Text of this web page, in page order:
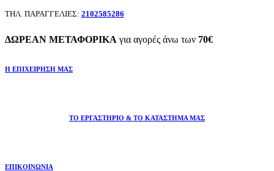
ΤΗΛ. ΠΑΡΑΓΓΕΛΙΕΣ: 2102585286
ΔΩΡΕΑΝ ΜΕΤΑΦΟΡΙΚΑ για αγορές άνω των 70€
Η ΕΠΙΧΕΙΡΗΣΗ ΜΑΣ
ΤΟ ΕΡΓΑΣΤΗΡΙΟ & ΤΟ ΚΑΤΑΣΤΗΜΑ ΜΑΣ
ΕΠΙΚΟΙΝΩΝΙΑ